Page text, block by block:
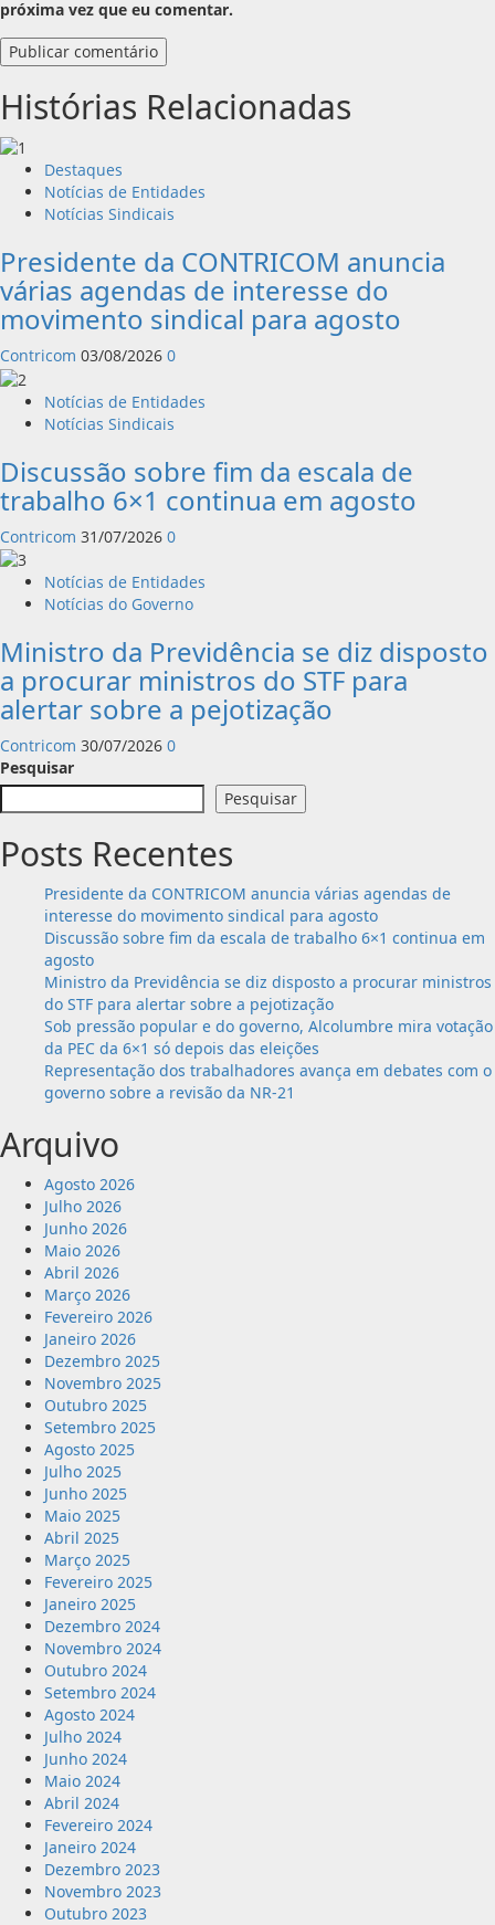
próxima vez que eu comentar.
Histórias Relacionadas
Destaques
Notícias de Entidades
Notícias Sindicais
Presidente da CONTRICOM anuncia
várias agendas de interesse do
movimento sindical para agosto
Contricom 03/08/2026 0
Notícias de Entidades
Notícias Sindicais
Discussão sobre fim da escala de
trabalho 6×1 continua em agosto
Contricom 31/07/2026 0
Notícias de Entidades
Notícias do Governo
Ministro da Previdência se diz disposto
a procurar ministros do STF para
alertar sobre a pejotização
Contricom 30/07/2026 0
Pesquisar
Pesquisar
Posts Recentes
Presidente da CONTRICOM anuncia várias agendas de
interesse do movimento sindical para agosto
Discussão sobre fim da escala de trabalho 6×1 continua em
agosto
Ministro da Previdência se diz disposto a procurar ministros
do STF para alertar sobre a pejotização
Sob pressão popular e do governo, Alcolumbre mira votação
da PEC da 6×1 só depois das eleições
Representação dos trabalhadores avança em debates com o
governo sobre a revisão da NR-21
Arquivo
Agosto 2026
Julho 2026
Junho 2026
Maio 2026
Abril 2026
Março 2026
Fevereiro 2026
Janeiro 2026
Dezembro 2025
Novembro 2025
Outubro 2025
Setembro 2025
Agosto 2025
Julho 2025
Junho 2025
Maio 2025
Abril 2025
Março 2025
Fevereiro 2025
Janeiro 2025
Dezembro 2024
Novembro 2024
Outubro 2024
Setembro 2024
Agosto 2024
Julho 2024
Junho 2024
Maio 2024
Abril 2024
Fevereiro 2024
Janeiro 2024
Dezembro 2023
Novembro 2023
Outubro 2023